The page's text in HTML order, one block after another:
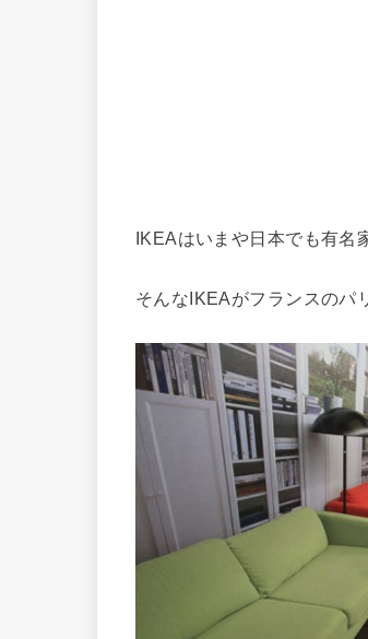
IKEAはいまや日本でも有名
そんなIKEAがフランスのパ